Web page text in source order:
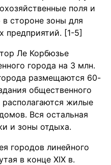
поля и
стороне зоны для
предприятий. [1-5]
Ле Корбюзье
города на 3 млн.
размещаются 60-
общественного
располагаются жилые
Вся остальная
и зоны отдыха.
городов линейного
в конце XIX в.